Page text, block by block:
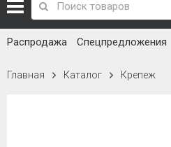
Распродажа Спецпредложения
Главная Каталог Крепеж